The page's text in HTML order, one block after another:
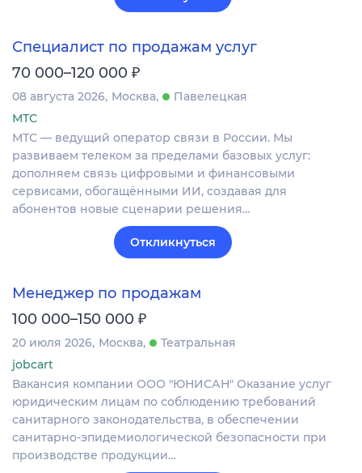
Специалист по продажам услуг
70 000–120 000 ₽
08 августа 2026 Москва
Павелецкая
МТС
МТС — ведущий оператор связи в России. Мы
развиваем телеком за пределами базовых услуг:
дополняем связь цифровыми и финансовыми
сервисами, обогащёнными ИИ, создавая для
абонентов новые сценарии решения…
Откликнуться
Менеджер по продажам
100 000–150 000 ₽
20 июля 2026 Москва
Театральная
jobcart
Вакансия компании ООО "ЮНИСАН" Оказание услуг
юридическим лицам по соблюдению требований
санитарного законодательства, в обеспечении
санитарно-эпидемиологической безопасности при
производстве продукции…